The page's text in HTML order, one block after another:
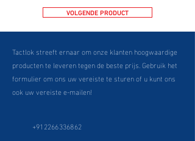
VOLGENDE PRODUCT
Tactlok streeft ernaar om onze klanten hoogwaardige
producten te leveren tegen de beste prijs. Gebruik het
formulier om ons uw vereiste te sturen of u kunt ons
ook uw vereiste e-mailen!
+912266336862